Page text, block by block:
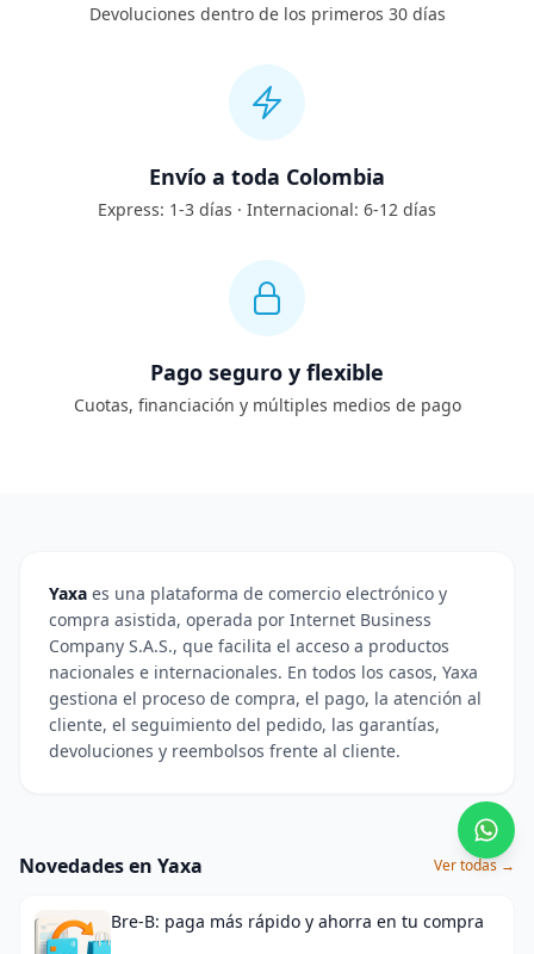
Devoluciones dentro de los primeros 30 días
Envío a toda Colombia
Express: 1-3 días · Internacional: 6-12 días
Pago seguro y flexible
Cuotas, financiación y múltiples medios de pago
Yaxa es una plataforma de comercio electrónico y
compra asistida, operada por Internet Business
Company S.A.S., que facilita el acceso a productos
nacionales e internacionales. En todos los casos, Yaxa
gestiona el proceso de compra, el pago, la atención al
cliente, el seguimiento del pedido, las garantías,
devoluciones y reembolsos frente al cliente.
Novedades en Yaxa Ver todas →
Bre-B: paga más rápido y ahorra en tu compra